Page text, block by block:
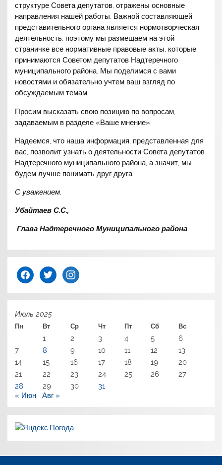
структуре Совета депутатов, отражены основные
направления нашей работы. Важной составляющей
представительного органа является нормотворческая
деятельность, поэтому мы размещаем на этой
страничке все нормативные правовые акты, которые
принимаются Советом депутатов Надтеречного
муниципального района. Мы поделимся с вами
новостями и обязательно учтем ваш взгляд по
обсуждаемым темам.
Просим высказать свою позицию по вопросам,
задаваемым в разделе «Ваше мнение».
Надеемся, что наша информация, представленная для
вас, позволит узнать о деятельности Совета депутатов
Надтеречного муниципального района, а значит, мы
будем лучше понимать друг друга.
С уважением,
Убайтаев С.С.,
Глава Надтеречного Муниципального района
facebooktwitter instagram
Июль 2025
Пн Вт Ср Чт Пт Сб Вс
1 2 3 4 5
6
7
8 9 10 11 12
13
14
15 16 17 18 19
20
21
22 23 24 25 26
27
28
29 30
31
« Июн
Авг »